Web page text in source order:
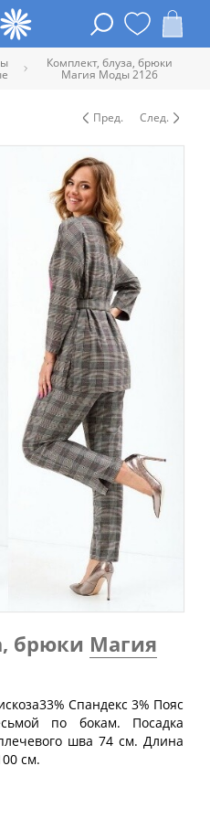
Комплект, блуза, брюки
Магия Моды 2126
одежды
Обхват
талии
(см)
Обхват
бедер
(см)
88
92
96
100
76-80
104
80-84
108
88-92
116
92-96
120
96-100
Пред. След.
брюки Магия
Спандекс 3% Пояс
по бокам. Посадка
шва 74 см. Длина
см.